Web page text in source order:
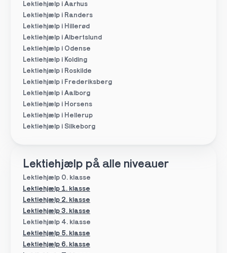
Lektiehjælp i Aarhus
Lektiehjælp i Randers
Lektiehjælp i Hillerød
Lektiehjælp i Albertslund
Lektiehjælp i Odense
Lektiehjælp i Kolding
Lektiehjælp i Roskilde
Lektiehjælp i Frederiksberg
Lektiehjælp i Aalborg
Lektiehjælp i Horsens
Lektiehjælp i Hellerup
Lektiehjælp i Silkeborg
Lektiehjælp på alle niveauer
Lektiehjælp 0. klasse
Lektiehjælp 4. klasse
Lektiehjælp 5. klasse
Lektiehjælp 1. klasse
Lektiehjælp 6. klasse
Lektiehjælp 2. klasse
Lektiehjælp 3. klasse